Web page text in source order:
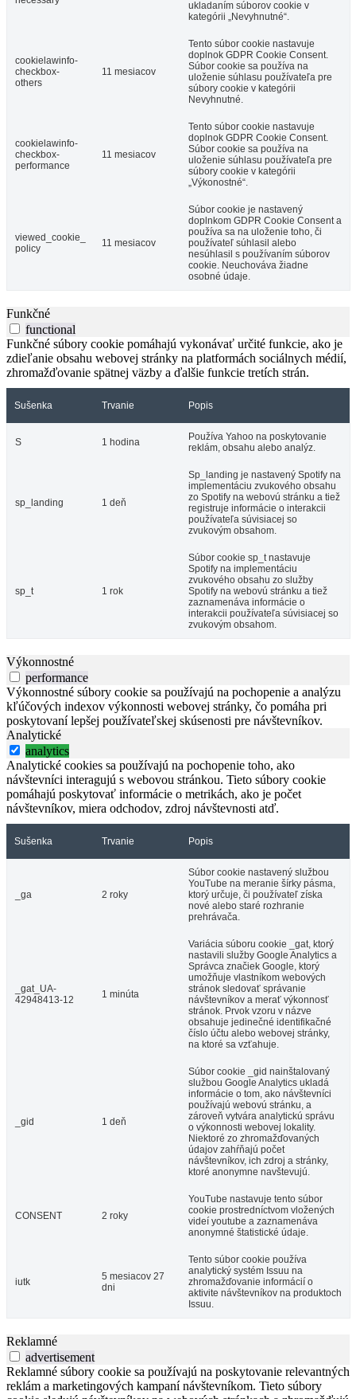
ukladaním súborov cookie v
kategórii „Nevyhnutné“.
cookielawinfo-
checkbox-
others
11 mesiacov
Tento súbor cookie nastavuje
doplnok GDPR Cookie Consent.
Súbor cookie sa používa na
uloženie súhlasu používateľa pre
súbory cookie v kategórii
Nevyhnutné.
cookielawinfo-
checkbox-
performance
11 mesiacov
Tento súbor cookie nastavuje
doplnok GDPR Cookie Consent.
Súbor cookie sa používa na
uloženie súhlasu používateľa pre
súbory cookie v kategórii
„Výkonostné“.
viewed_cookie_
policy
11 mesiacov
Súbor cookie je nastavený
doplnkom GDPR Cookie Consent a
používa sa na uloženie toho, či
používateľ súhlasil alebo
nesúhlasil s používaním súborov
cookie. Neuchováva žiadne
osobné údaje.
Funkčné
functional
Funkčné súbory cookie pomáhajú vykonávať určité funkcie, ako je
zdieľanie obsahu webovej stránky na platformách sociálnych médií,
zhromažďovanie spätnej väzby a ďalšie funkcie tretích strán.
Sušenka Trvanie Popis
S 1 hodina
Používa Yahoo na poskytovanie
reklám, obsahu alebo analýz.
sp_landing 1 deň
Sp_landing je nastavený Spotify na
implementáciu zvukového obsahu
zo Spotify na webovú stránku a tiež
registruje informácie o interakcii
používateľa súvisiacej so
zvukovým obsahom.
sp_t 1 rok
Súbor cookie sp_t nastavuje
Spotify na implementáciu
zvukového obsahu zo služby
Spotify na webovú stránku a tiež
zaznamenáva informácie o
interakcii používateľa súvisiacej so
zvukovým obsahom.
Výkonnostné
performance
Výkonnostné súbory cookie sa používajú na pochopenie a analýzu
kľúčových indexov výkonnosti webovej stránky, čo pomáha pri
poskytovaní lepšej používateľskej skúsenosti pre návštevníkov.
Analytické
analytics
Analytické cookies sa používajú na pochopenie toho, ako
návštevníci interagujú s webovou stránkou. Tieto súbory cookie
pomáhajú poskytovať informácie o metrikách, ako je počet
návštevníkov, miera odchodov, zdroj návštevnosti atď.
Sušenka Trvanie Popis
_ga 2 roky
Súbor cookie nastavený službou
YouTube na meranie šírky pásma,
ktorý určuje, či používateľ získa
nové alebo staré rozhranie
prehrávača.
_gat_UA-
42948413-12
1 minúta
Variácia súboru cookie _gat, ktorý
nastavili služby Google Analytics a
Správca značiek Google, ktorý
umožňuje vlastníkom webových
stránok sledovať správanie
návštevníkov a merať výkonnosť
stránok. Prvok vzoru v názve
obsahuje jedinečné identifikačné
číslo účtu alebo webovej stránky,
na ktoré sa vzťahuje.
_gid 1 deň
Súbor cookie _gid nainštalovaný
službou Google Analytics ukladá
informácie o tom, ako návštevníci
používajú webovú stránku, a
zároveň vytvára analytickú správu
o výkonnosti webovej lokality.
Niektoré zo zhromažďovaných
údajov zahŕňajú počet
návštevníkov, ich zdroj a stránky,
ktoré anonymne navštevujú.
CONSENT 2 roky
YouTube nastavuje tento súbor
cookie prostredníctvom vložených
videí youtube a zaznamenáva
anonymné štatistické údaje.
iutk
5 mesiacov 27
dni
Tento súbor cookie používa
analytický systém Issuu na
zhromažďovanie informácií o
aktivite návštevníkov na produktoch
Issuu.
Reklamné
advertisement
Reklamné súbory cookie sa používajú na poskytovanie relevantných
reklám a marketingových kampaní návštevníkom. Tieto súbory